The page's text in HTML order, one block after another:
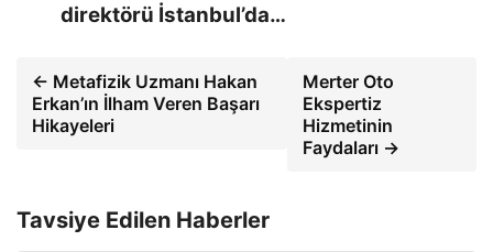
direktörü İstanbul’da…
← Metafizik Uzmanı Hakan
Erkan’ın İlham Veren Başarı
Hikayeleri
Merter Oto
Ekspertiz
Hizmetinin
Faydaları →
Tavsiye Edilen Haberler